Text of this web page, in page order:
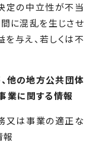
定の中立性が不当
に混乱を生じさせ
与え、若しくは不
他の地方公共団体
業に関する情報
又は事業の適正な
報